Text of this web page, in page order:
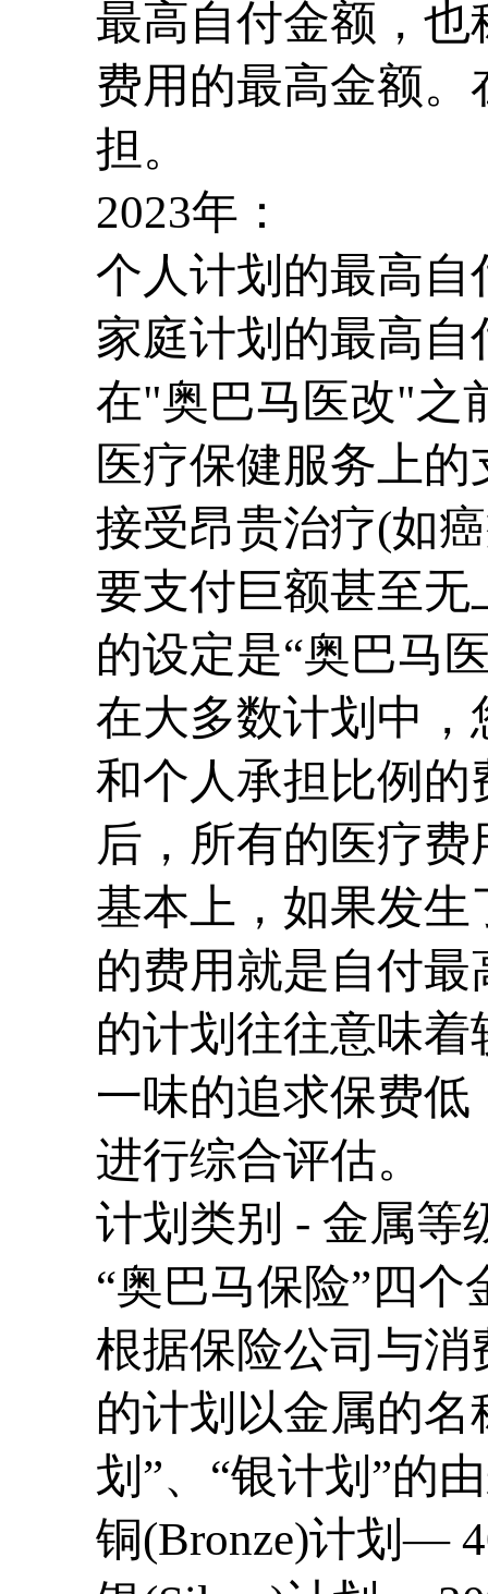
最高自付金额，
费用的最高金额
担。
2023年：
个人计划的最高自
家庭计划的最高自
在"奥巴马医改"之
医疗保健服务上
接受昂贵治疗(如
要支付巨额甚至
的设定是“奥巴马
在大多数计划中
和个人承担比例
后，所有的医疗
基本上，如果发
的费用就是自付
的计划往往意味
一味的追求保费
进行综合评估。
计划类别 - 金属等
“奥巴马保险”四个
根据保险公司与
的计划以金属的
划”、“银计划”的
铜(Bronze)计划—